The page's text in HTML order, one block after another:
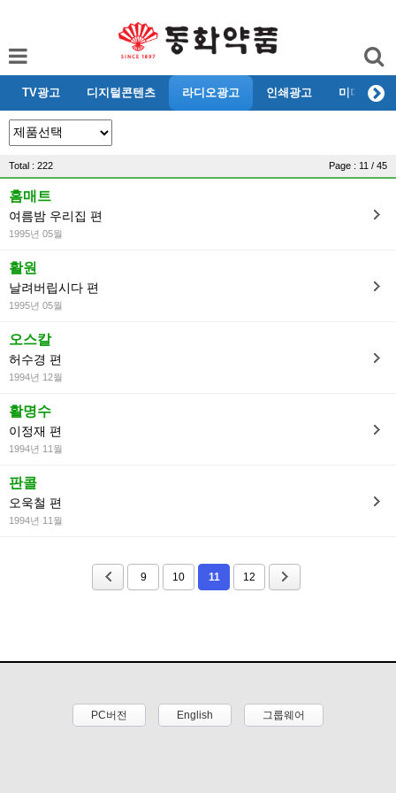
TV광고 디지털콘텐츠 라디오광고 인쇄광고 미디어리뷰
Total : 222 Page : 11 / 45
홈매트
여름밤 우리집 편
1995년 05월
활원
날려버립시다 편
1995년 05월
오스칼
허수경 편
1994년 12월
활명수
이정재 편
1994년 11월
판콜
오욱철 편
1994년 11월
9 10 11 12
PC버전 English 그룹웨어